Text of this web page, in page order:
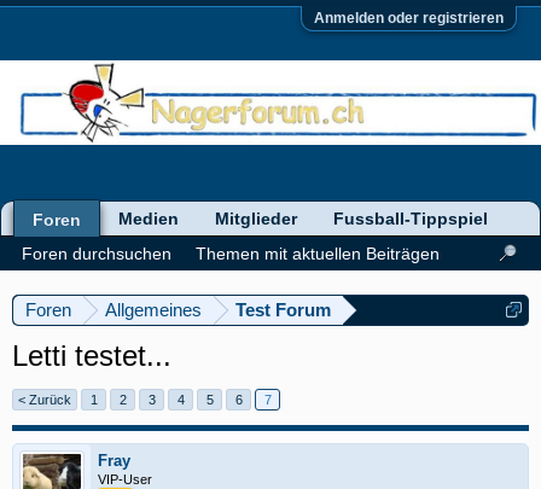
Anmelden oder registrieren
Foren Allgemeines Test Forum
Letti testet...
< Zurück 1 2 3 4 5 6 7
Fray
VIP-User
Foren
Foren durchsuchen
Themen mit aktuellen Beiträgen
Medien Mitglieder Fussball-Tippspiel